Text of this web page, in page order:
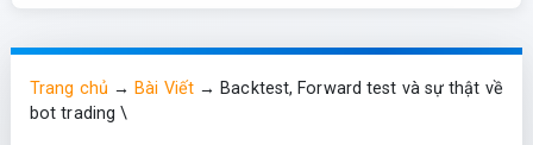
Trang chủ →Bài Viết→Backtest, Forward test và sự thật về
bot trading \